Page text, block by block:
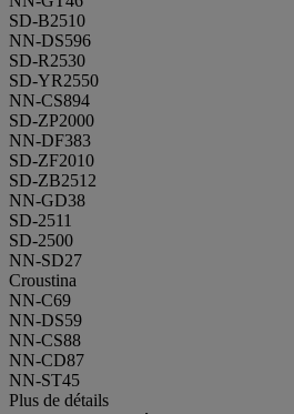
SD-B2510
NN-DS596
SD-R2530
SD-YR2550
NN-CS894
SD-ZP2000
NN-DF383
SD-ZF2010
SD-ZB2512
NN-GD38
SD-2511
SD-2500
NN-SD27
Croustina
NN-C69
NN-DS59
NN-CS88
NN-CD87
NN-ST45
Plus de détails